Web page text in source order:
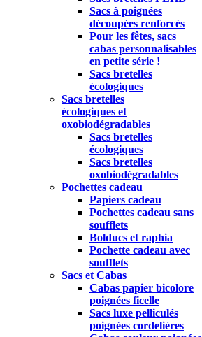
Sacs à poignées
découpées renforcés
Pour les fêtes, sacs
cabas personnalisables
en petite série !
Sacs bretelles
écologiques
Sacs bretelles
écologiques et
oxobiodégradables
Sacs bretelles
écologiques
Sacs bretelles
oxobiodégradables
Pochettes cadeau
Papiers cadeau
Pochettes cadeau sans
soufflets
Bolducs et raphia
Pochette cadeau avec
soufflets
Sacs et Cabas
Cabas papier bicolore
poignées ficelle
Sacs luxe pelliculés
poignées cordelières